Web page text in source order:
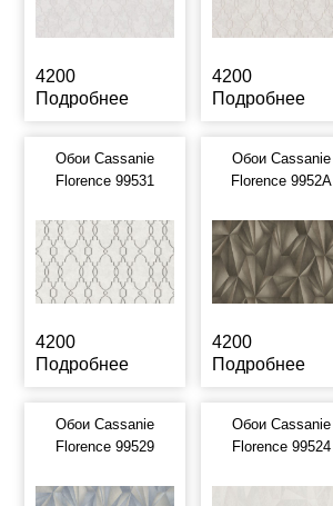
4200
Подробнее
4200
Подробнее
Обои Cassanie
Florence 99531
4200
Подробнее
Обои Cassanie
Florence 9952A
4200
Подробнее
Обои Cassanie
Florence 99529
Обои Cassanie
Florence 99524